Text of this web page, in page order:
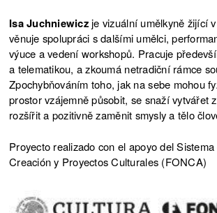
Isa Juchniewiczje vizuální umělkyně žijící
věnuje spolupráci s dalšími umělci,
výuce a vedení workshopů. Pracuje
a telematikou, a zkoumá netradiční rámce
Zpochybňováním toho, jak na sebe mohou
prostor vzájemně působit, se snaží vytvářet
rozšířit a pozitivně zaměnit smysly a tělo
Proyecto realizado con el apoyo del
Creación y Proyectos Culturales (FONCA)